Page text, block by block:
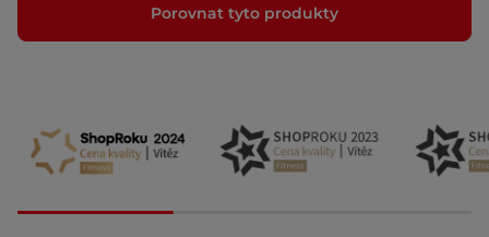
Porovnat tyto produkty